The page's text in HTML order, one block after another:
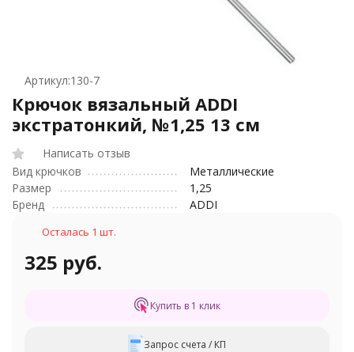
Артикул:130-7
Крючок вязальный ADDI
экстратонкий, №1,25 13 см
Написать отзыв
Вид крючков
Металлические
Размер
1,25
Бренд
ADDI
Осталась 1 шт.
325 руб.
Купить в 1 клик
Запрос счета / КП